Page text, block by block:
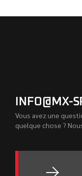
INFO@MX-
Vous avez une
quelque chose ?